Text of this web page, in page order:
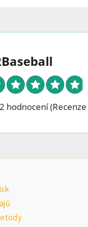
hodnocení